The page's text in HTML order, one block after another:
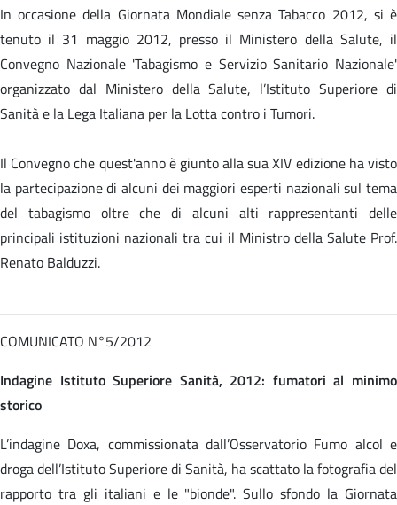
In occasione della Giornata Mondiale senza Tabacco 2012, si è
tenuto il 31 maggio 2012, presso il Ministero della Salute, il
Convegno Nazionale 'Tabagismo e Servizio Sanitario Nazionale'
organizzato dal Ministero della Salute, l’Istituto Superiore di
Sanità e la Lega Italiana per la Lotta contro i Tumori.
Il Convegno che quest'anno è giunto alla sua XIV edizione ha visto
la partecipazione di alcuni dei maggiori esperti nazionali sul tema
del tabagismo oltre che di alcuni alti rappresentanti delle
principali istituzioni nazionali tra cui il Ministro della Salute Prof.
Renato Balduzzi.
COMUNICATO N°5/2012
Indagine Istituto Superiore Sanità, 2012: fumatori al minimo
storico
L’indagine Doxa, commissionata dall’Osservatorio Fumo alcol e
droga dell’Istituto Superiore di Sanità, ha scattato la fotografia del
rapporto tra gli italiani e le "bionde". Sullo sfondo la Giornata